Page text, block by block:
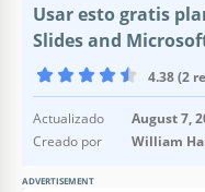
Usar esto gratis
Slides and
4.38 (2
Actualizado
August 7,
Creado por
William
ADVERTISEMENT